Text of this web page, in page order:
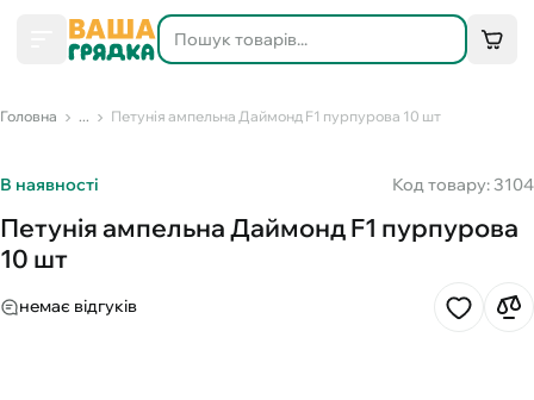
Головна ... Петунія ампельна Даймонд F1 пурпурова 10 шт
В наявності Код товару: 3104
Петунія ампельна Даймонд F1 пурпурова
10 шт
немає відгуків